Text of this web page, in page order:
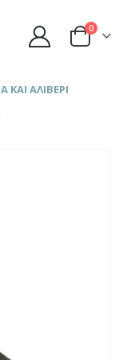
0
ΑΛΙΒΕΡΙ